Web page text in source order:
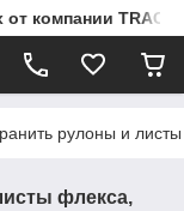
компании TRACK
рулоны и
флекса,